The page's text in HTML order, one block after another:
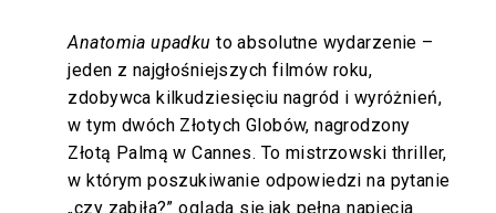
Anatomia upadku to absolutne wydarzenie –
jeden z najgłośniejszych filmów roku,
zdobywca kilkudziesięciu nagród i wyróżnień,
w tym dwóch Złotych Globów, nagrodzony
Złotą Palmą w Cannes. To mistrzowski thriller,
w którym poszukiwanie odpowiedzi na pytanie
„czy zabiła?” ogląda się jak pełną napięcia